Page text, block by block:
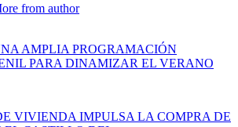
from author
AMPLIA PROGRAMACIÓN
PARA DINAMIZAR EL VERANO
VIVIENDA IMPULSA LA COMPRA DE